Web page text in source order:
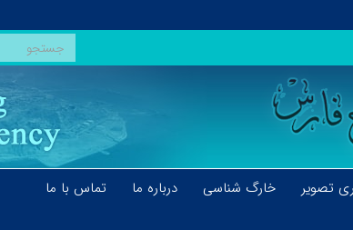
تصویر خارگ شناسی درباره ما
تماس با ما